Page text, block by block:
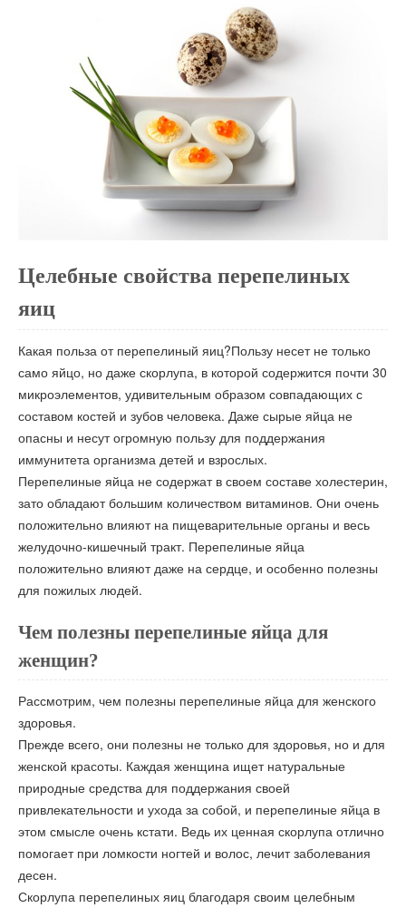
Целебные свойства перепелиных
яиц
Какая польза от перепелиный яиц?Пользу несет не только
само яйцо, но даже скорлупа, в которой содержится почти 30
микроэлементов, удивительным образом совпадающих с
составом костей и зубов человека. Даже сырые яйца не
опасны и несут огромную пользу для поддержания
иммунитета организма детей и взрослых.
Перепелиные яйца не содержат в своем составе холестерин,
зато обладают большим количеством витаминов. Они очень
положительно влияют на пищеварительные органы и весь
желудочно-кишечный тракт. Перепелиные яйца
положительно влияют даже на сердце, и особенно полезны
для пожилых людей.
Чем полезны перепелиные яйца для
женщин?
Рассмотрим, чем полезны перепелиные яйца для женского
здоровья.
Прежде всего, они полезны не только для здоровья, но и для
женской красоты. Каждая женщина ищет натуральные
природные средства для поддержания своей
привлекательности и ухода за собой, и перепелиные яйца в
этом смысле очень кстати. Ведь их ценная скорлупа отлично
помогает при ломкости ногтей и волос, лечит заболевания
десен.
Скорлупа перепелиных яиц благодаря своим целебным